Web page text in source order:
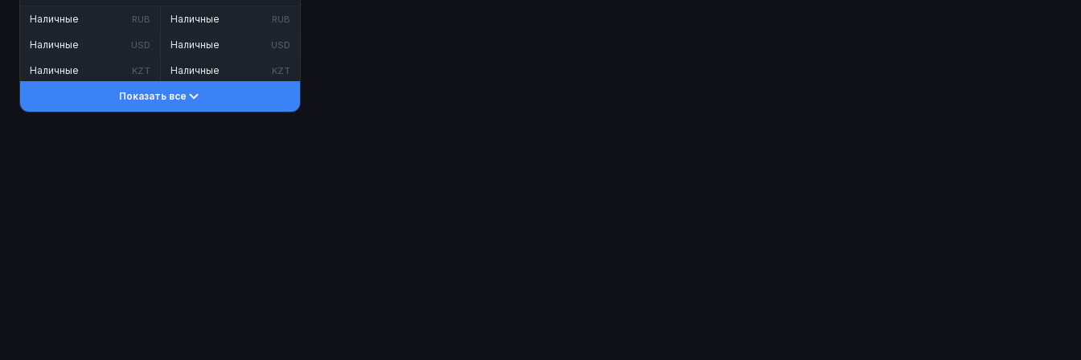
Наличные RUB
Наличные USD
Наличные KZT
Наличные RUB
Наличные USD
Наличные KZT
Показать все